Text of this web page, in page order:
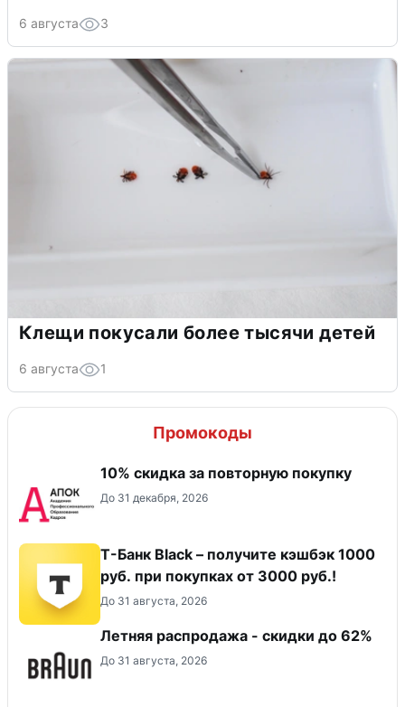
6 августа 3
Клещи покусали более тысячи детей
6 августа 1
Промокоды
10% скидка за повторную покупку
До 31 декабря, 2026
Т-Банк Black – получите кэшбэк 1000
руб. при покупках от 3000 руб.!
До 31 августа, 2026
Летняя распродажа - скидки до 62%
До 31 августа, 2026